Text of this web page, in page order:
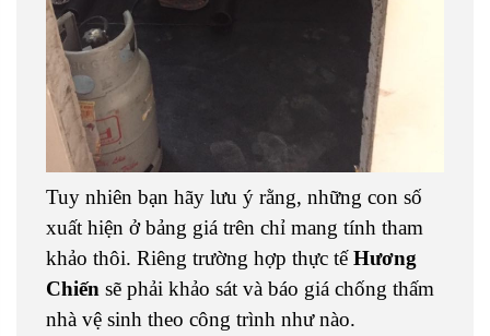
Tuy nhiên bạn hãy lưu ý rằng, những con số
xuất hiện ở bảng giá trên chỉ mang tính tham
khảo thôi. Riêng trường hợp thực tếHương
Chiến sẽ phải khảo sát và báo giá chống thấm
nhà vệ sinh theo công trình như nào.